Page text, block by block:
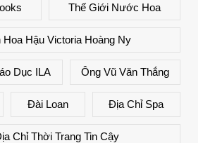
Thế Giới Nước Hoa
Hoa Hậu Victoria Hoàng Ny
Dục ILA Ông Vũ Văn Thắng
Đài Loan Địa Chỉ Spa
Chỉ Thời Trang Tin Cậy